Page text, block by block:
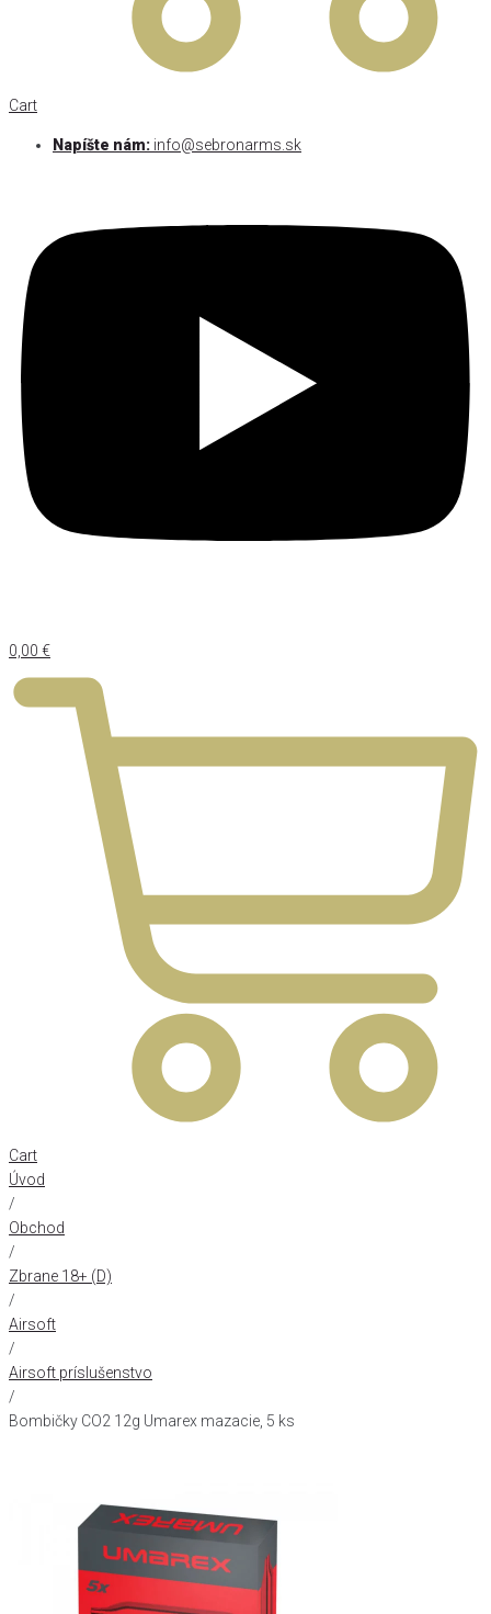
Cart
Napíšte nám: info@sebronarms.sk
0,00 €
Cart
Úvod
/
Obchod
/
Zbrane 18+ (D)
/
Airsoft
/
Airsoft príslušenstvo
/
Bombičky CO2 12g Umarex mazacie, 5 ks